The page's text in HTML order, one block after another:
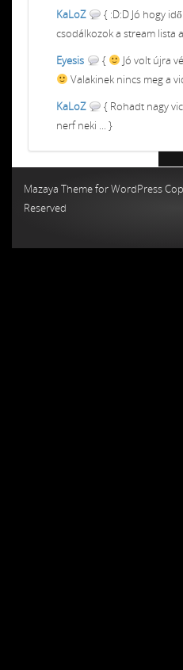
KaLoZ
{ :D:D Jó hogy
csodálkozok a stream lista
Eyesis
{
Jó volt újra
Valakinek nincs meg a
KaLoZ
{ Rohadt nagy
nerf neki ... }
Mazaya Theme for WordPress
Reserved